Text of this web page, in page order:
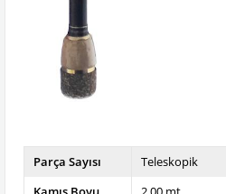
Parça Sayısı
Teleskopik